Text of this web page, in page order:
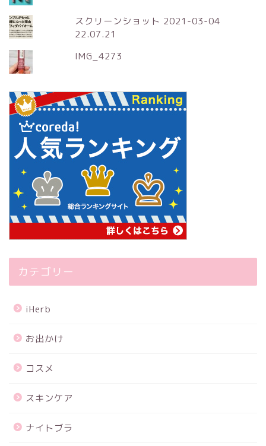
スクリーンショット 2021-03-04
22.07.21
IMG_4273
カテゴリー
iHerb
お出かけ
コスメ
スキンケア
ナイトブラ